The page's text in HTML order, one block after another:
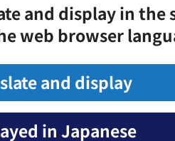
and display in the
web browser
and display
in Japanese
以下
応相
談）
あり
特に
なし
江東区
数矢小
学校、
富岡八